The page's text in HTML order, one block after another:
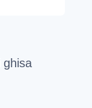
ghisa